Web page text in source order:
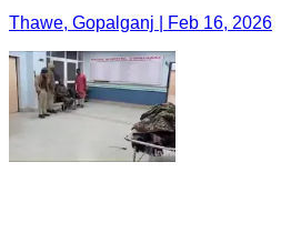
Thawe, Gopalganj | Feb 16, 2026